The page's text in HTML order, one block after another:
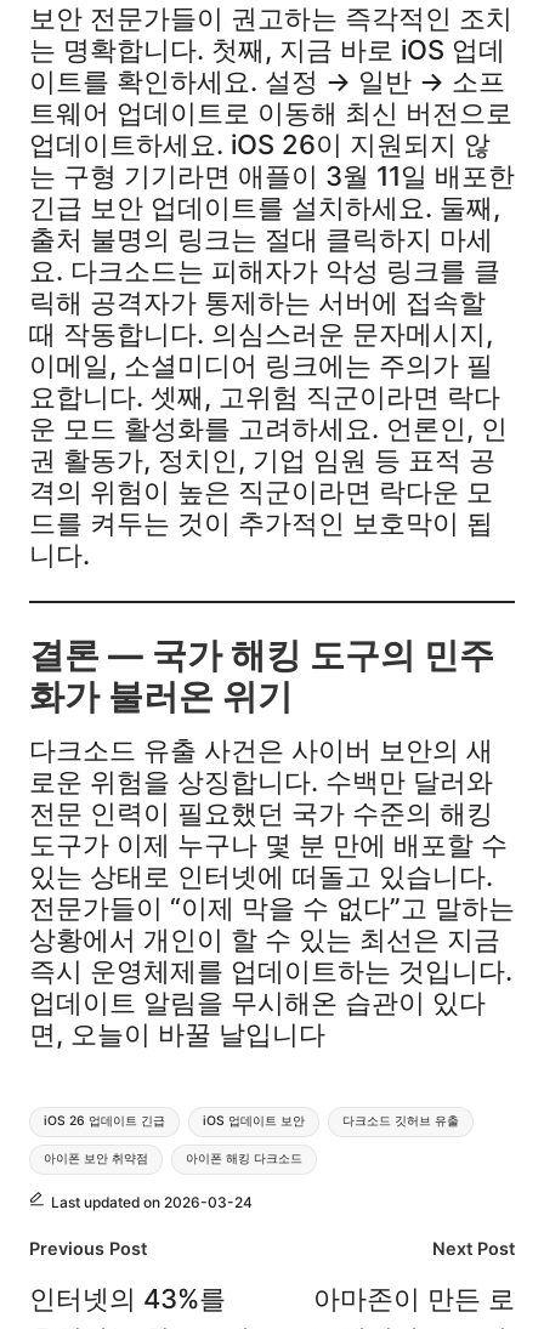
보안 전문가들이 권고하는 즉각적인 조치
는 명확합니다. 첫째, 지금 바로 iOS 업데
이트를 확인하세요. 설정 → 일반 → 소프
트웨어 업데이트로 이동해 최신 버전으로
업데이트하세요. iOS 26이 지원되지 않
는 구형 기기라면 애플이 3월 11일 배포한
긴급 보안 업데이트를 설치하세요. 둘째,
출처 불명의 링크는 절대 클릭하지 마세
요. 다크소드는 피해자가 악성 링크를 클
릭해 공격자가 통제하는 서버에 접속할
때 작동합니다. 의심스러운 문자메시지,
이메일, 소셜미디어 링크에는 주의가 필
요합니다. 셋째, 고위험 직군이라면 락다
운 모드 활성화를 고려하세요. 언론인, 인
권 활동가, 정치인, 기업 임원 등 표적 공
격의 위험이 높은 직군이라면 락다운 모
드를 켜두는 것이 추가적인 보호막이 됩
니다.
결론 — 국가 해킹 도구의 민주
화가 불러온 위기
다크소드 유출 사건은 사이버 보안의 새
로운 위험을 상징합니다. 수백만 달러와
전문 인력이 필요했던 국가 수준의 해킹
도구가 이제 누구나 몇 분 만에 배포할 수
있는 상태로 인터넷에 떠돌고 있습니다.
전문가들이 “이제 막을 수 없다”고 말하는
상황에서 개인이 할 수 있는 최선은 지금
즉시 운영체제를 업데이트하는 것입니다.
업데이트 알림을 무시해온 습관이 있다
면, 오늘이 바꿀 날입니다
Tags:
iOS 26 업데이트 긴급 iOS 업데이트 보안 다크소드 깃허브 유출
아이폰 보안 취약점 아이폰 해킹 다크소드
Last updated on 2026-03-24
Post
navigation
Previous Post
인터넷의 43%를
Next Post
아마존이 만든 로